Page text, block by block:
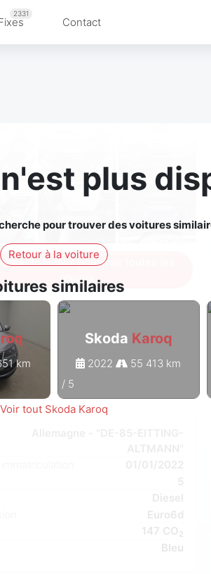
2331
Contact
plus
pour trouver des voitures
Retour à la voiture
similaires
km
Skoda Karoq
2022 55 413 km
/ 5
Voir tout Skoda Karoq
vous pour voir toutes les
photos
Euro6d
147 CO 2
Bleu